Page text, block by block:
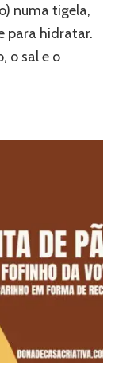
numa tigela,
para hidratar.
o sal e o